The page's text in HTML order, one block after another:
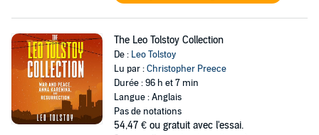
The Leo Tolstoy Collection
De : Leo Tolstoy
Lu par :Christopher Preece
Durée : 96 h et 7 min
Langue : Anglais
Pas de notations
54,47 € ou gratuit avec l'essai.